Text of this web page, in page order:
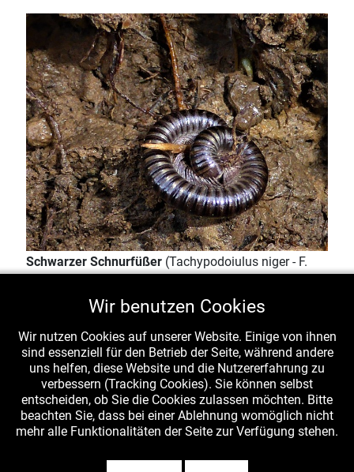
Schwarzer Schnurfüßer (Tachypodoiulus niger - F.
am 25.03.2021 unter liegendem Buchen-Stammstück
Krieglsteiner, det. Michael Bayer (nafoku)
Wir benutzen Cookies
Wir nutzen Cookies auf unserer Website. Einige von ihnen
sind essenziell für den Betrieb der Seite, während andere
uns helfen, diese Website und die Nutzererfahrung zu
verbessern (Tracking Cookies). Sie können selbst
entscheiden, ob Sie die Cookies zulassen möchten. Bitte
beachten Sie, dass bei einer Ablehnung womöglich nicht
mehr alle Funktionalitäten der Seite zur Verfügung stehen.